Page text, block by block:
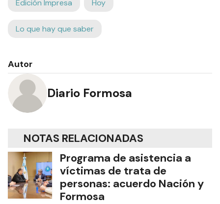
Edición Impresa Hoy
Lo que hay que saber
Autor
Diario Formosa
NOTAS RELACIONADAS
Programa de asistencia a
víctimas de trata de
personas: acuerdo Nación y
Formosa